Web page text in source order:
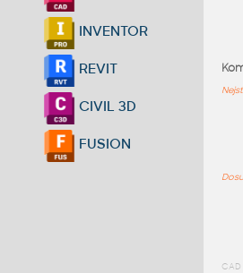
INVENTOR
REVIT
CIVIL 3D
FUSION